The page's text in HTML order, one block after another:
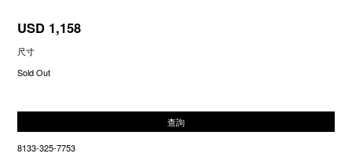
USD 1,158
尺寸
Sold Out
查詢
8133-325-7753